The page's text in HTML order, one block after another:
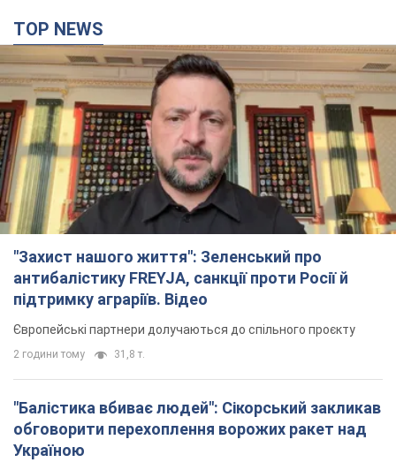
TOP NEWS
"Захист нашого життя": Зеленський про
антибалістику FREYJA, санкції проти Росії й
підтримку аграріїв. Відео
Європейські партнери долучаються до спільного проєкту
2 години тому 31,8 т.
"Балістика вбиває людей": Сікорський закликав
обговорити перехоплення ворожих ракет над
Україною